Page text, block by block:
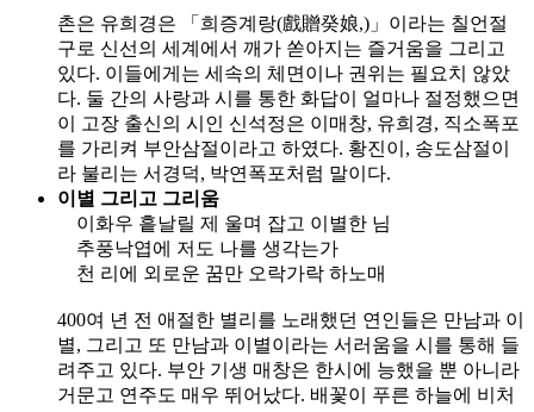
촌은 유희경은 「희증계랑(戲贈癸娘,)」이라는 칠언절
구로 신선의 세계에서 깨가 쏟아지는 즐거움을 그리고
있다. 이들에게는 세속의 체면이나 권위는 필요치 않았
다. 둘 간의 사랑과 시를 통한 화답이 얼마나 절정했으면
이 고장 출신의 시인 신석정은 이매창, 유희경, 직소폭포
를 가리켜 부안삼절이라고 하였다. 황진이, 송도삼절이
라 불리는 서경덕, 박연폭포처럼 말이다.
이별 그리고 그리움
이화우 흩날릴 제 울며 잡고 이별한 님
추풍낙엽에 저도 나를 생각는가
천 리에 외로운 꿈만 오락가락 하노매
400여 년 전 애절한 별리를 노래했던 연인들은 만남과 이
별, 그리고 또 만남과 이별이라는 서러움을 시를 통해 들
려주고 있다. 부안 기생 매창은 한시에 능했을 뿐 아니라
거문고 연주도 매우 뛰어났다. 배꽃이 푸른 하늘에 비처